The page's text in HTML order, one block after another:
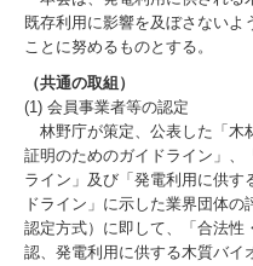
既存利用に影響を及ぼさないよ
ことに努めるものとする。
（共通の取組）
(1) 会員事業者等の認定
林野庁が策定、公表した「木
証明のためのガイドライン」、
ライン」及び「発電利用に供す
ドライン」に示した業界団体
認定方式）に即して、「合法性
認、発電利用に供する木質バイ